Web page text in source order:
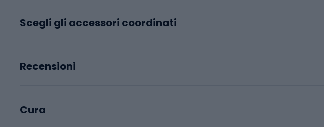
Scegli gli accessori coordinati
Recensioni
Cura